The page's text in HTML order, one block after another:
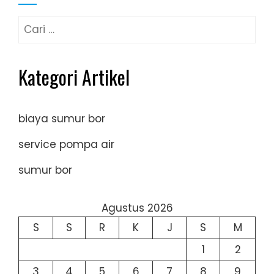
Cari
Kategori Artikel
biaya sumur bor
service pompa air
sumur bor
Agustus 2026
S
S R K J S
M
1
2